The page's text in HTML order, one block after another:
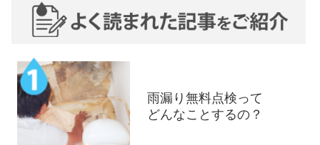
雨漏り無料点検って
どんなことするの？